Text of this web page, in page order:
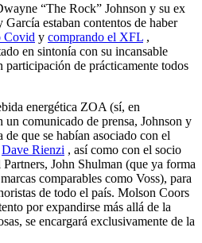
“The Rock” Johnson y su ex
estaban contentos de haber
Covid y comprando el XFL ,
en sintonía con su incansable
participación de prácticamente todos
energética ZOA (sí, en
un comunicado de prensa, Johnson y
que se habían asociado con el
Dave Rienzi , así como con el socio
John Shulman (que ya forma
comparables como Voss), para
de todo el país. Molson Coors
por expandirse más allá de la
se encargará exclusivamente de la